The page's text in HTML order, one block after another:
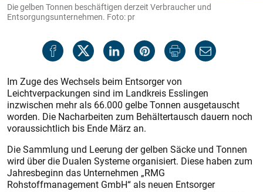
Die gelben Tonnen beschäftigen derzeit Verbraucher und
Entsorgungsunternehmen. Foto: pr
Im Zuge des Wechsels beim Entsorger von
Leichtverpackungen sind im Landkreis Esslingen
inzwischen mehr als 66.000 gelbe Tonnen ausgetauscht
worden. Die Nacharbeiten zum Behältertausch dauern noch
voraussichtlich bis Ende März an.
Die Sammlung und Leerung der gelben Säcke und Tonnen
wird über die Dualen Systeme organisiert. Diese haben zum
Jahresbeginn das Unternehmen „RMG
Rohstoffmanagement GmbH“ als neuen Entsorger